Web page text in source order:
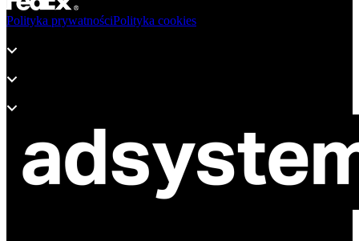
Polityka prywatnościPolityka cookies